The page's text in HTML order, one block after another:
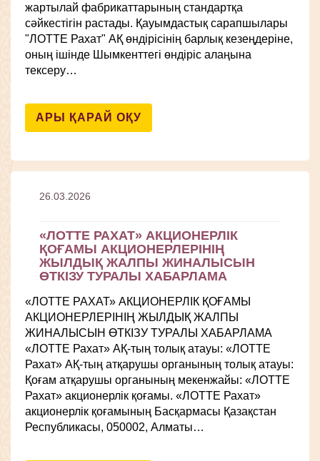
жартылай фабрикаттарының стандартқа
сәйкестігін растады. Қауымдастық сарапшылары
"ЛОТТЕ Рахат" АҚ өндірісінің барлық кезеңдеріне,
оның ішінде Шымкенттегі өндіріс алаңына
тексеру…
АРЫ ҚАРАЙ ОҚУ
26.03.2026
«ЛОТТЕ РАХАТ» АКЦИОНЕРЛІК
ҚОҒАМЫ АКЦИОНЕРЛЕРІНІҢ
ЖЫЛДЫҚ ЖАЛПЫ ЖИНАЛЫСЫН
ӨТКІЗУ ТУРАЛЫ ХАБАРЛАМА
«ЛОТТЕ РАХАТ» АКЦИОНЕРЛІК ҚОҒАМЫ
АКЦИОНЕРЛЕРІНІҢ ЖЫЛДЫҚ ЖАЛПЫ
ЖИНАЛЫСЫН ӨТКІЗУ ТУРАЛЫ ХАБАРЛАМА
«ЛОТТЕ Рахат» АҚ-тың толық атауы: «ЛОТТЕ
Рахат» АҚ-тың атқарушы органының толық атауы:
Қоғам атқарушы органының мекенжайы: «ЛОТТЕ
Рахат» акционерлік қоғамы. «ЛОТТЕ Рахат»
акционерлік қоғамының Басқармасы Қазақстан
Республикасы, 050002, Алматы…